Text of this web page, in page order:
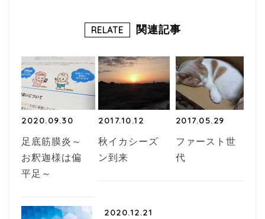
o
k
RELATE 関連記事
2020.09.30
足底筋膜炎～
お釈迦様は偏
平足～
2017.10.12
秋イカシーズ
ン到来
2017.05.29
ファースト世
代
2020.12.21